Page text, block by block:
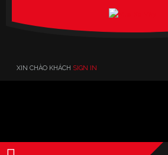
XIN CHÀO KHÁCH SIGN IN